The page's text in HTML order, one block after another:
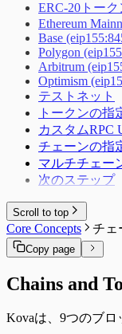
ERC-20トーク
Ethereum
Base
Polygon
Arbitrum
Optimism
テストネット
トークンの指
カスタムRPC
チェーンの指
マルチチェー
次のステップ
Scroll to top
Core Concepts チェ
Copy page
Chains and
Kovaは、9つのブ